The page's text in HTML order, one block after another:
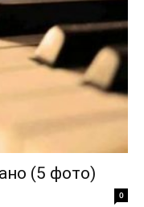
(5 фото)
0